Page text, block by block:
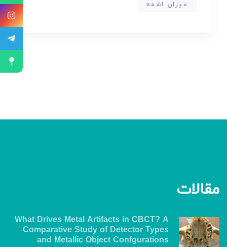
میزان اشعه
مقالات
What Drives Metal Artifacts in CBCT? A
Comparative Study of Detector Types
and Metallic Object Confgurations